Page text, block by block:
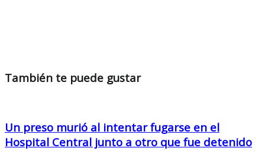
También te puede gustar
Un preso murió al intentar fugarse en el
Hospital Central junto a otro que fue detenido